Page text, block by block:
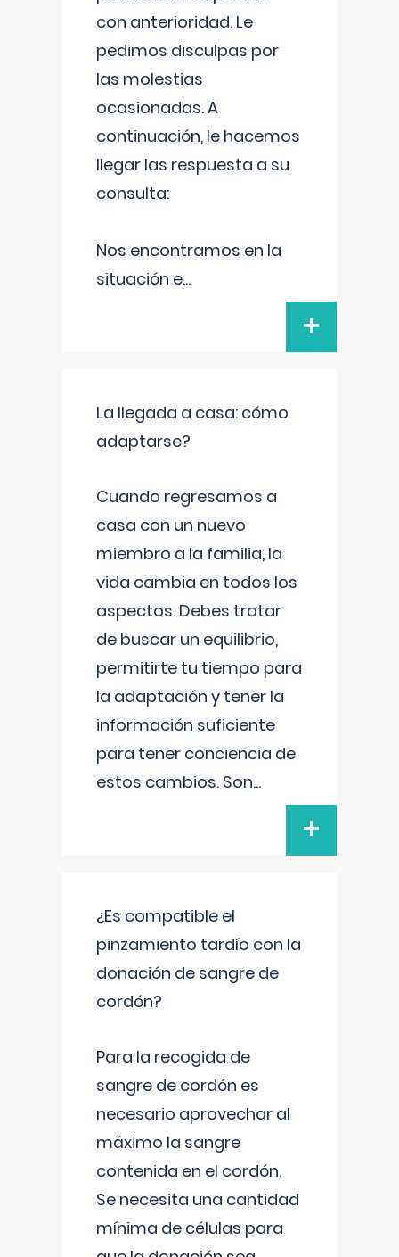
con anterioridad. Le
pedimos disculpas por
las molestias
ocasionadas. A
continuación, le hacemos
llegar las respuesta a su
consulta:
Nos encontramos en la
situación e...
+
La llegada a casa: cómo
adaptarse?
Cuando regresamos a
casa con un nuevo
miembro a la familia, la
vida cambia en todos los
aspectos. Debes tratar
de buscar un equilibrio,
permitirte tu tiempo para
la adaptación y tener la
información suficiente
para tener conciencia de
estos cambios. Son...
+
¿Es compatible el
pinzamiento tardío con la
donación de sangre de
cordón?
Para la recogida de
sangre de cordón es
necesario aprovechar al
máximo la sangre
contenida en el cordón.
Se necesita una cantidad
mínima de células para